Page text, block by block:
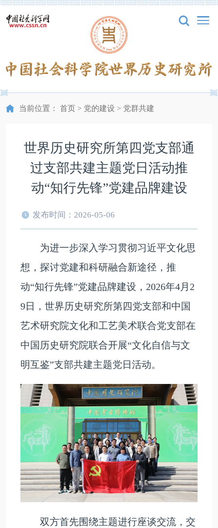
当前位置： 首页> 党的建设 > 党群共建
世界历史研究所第四党支部通
过支部共建主题党日活动推
动“知行先锋”党建品牌建设
发布时间：2026-05-06
为进一步深入学习贯彻习近平文化思
想，探讨党建和科研融合新途径，推
动“知行先锋”党建品牌建设，2026年4月2
9日，世界历史研究所第四党支部和中国
艺术研究院文化和工艺美术联合党支部在
中国历史研究院联合开展“文化自信与文
明互鉴”支部共建主题党日活动。
双方首先围绕主题进行座谈交流，交